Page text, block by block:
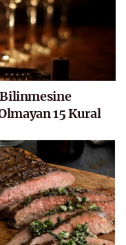
Bilinmesine
15 Kural